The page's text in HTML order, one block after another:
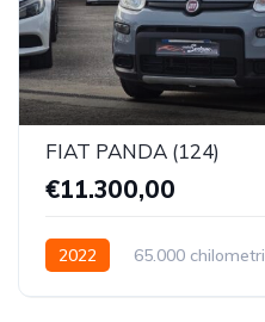
FIAT PANDA (124)
€11.300,00
2022 65.000 chilometri